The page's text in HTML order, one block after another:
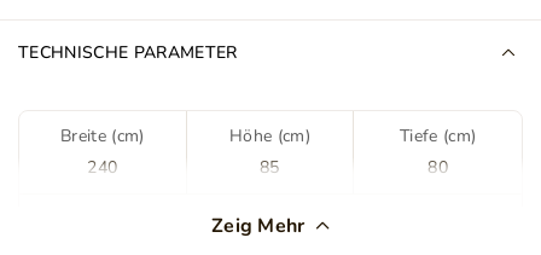
TECHNISCHE PARAMETER
Breite (cm)
240
Höhe (cm)
85
Tiefe (cm)
80
Schwarz
Zeig Mehr